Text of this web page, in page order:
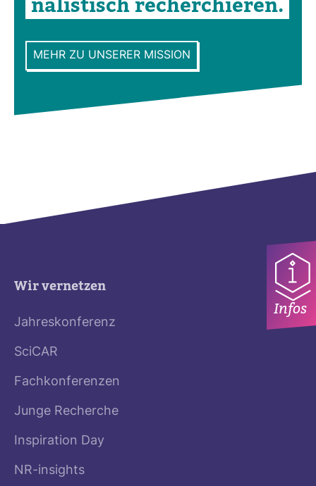
Infos
na­lis­tisch recher­chieren.
MEHR ZU UNSERER MISSION
Wir vernetzen
Jahreskonferenz
SciCAR
Fachkonferenzen
Junge Recherche
Inspiration Day
NR-insights